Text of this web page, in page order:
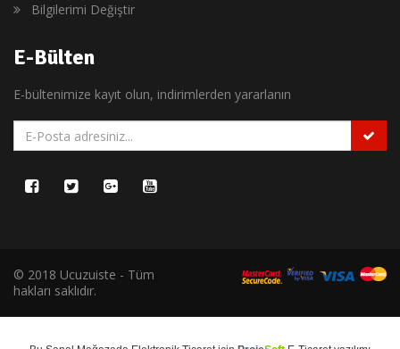
Bilgilerimi Değiştir
E-Bülten
E-bültenimize kayıt olun, indirimlerden yararlanın
© 2018 Ucuzuiste - Tüm
hakları saklıdır.